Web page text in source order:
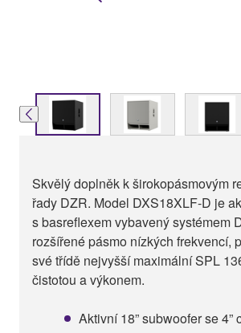
Skvělý doplněk k širokopásmovým
řady DZR. Model DXS18XLF-D je
s basreflexem vybavený systémem
rozšířené pásmo nízkých frekvencí,
své třídě nejvyšší maximální SPL
čistotou a výkonem.
Aktivní 18” subwoofer se 4”